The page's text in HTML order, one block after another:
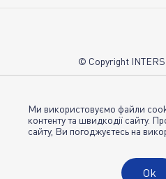
Магазини INTERSPORT
© Copyright
Політика
Публічна
Ми використовуємо файли
контенту та швидкодії сайту.
сайту, Ви погоджуєтесь на
Ok